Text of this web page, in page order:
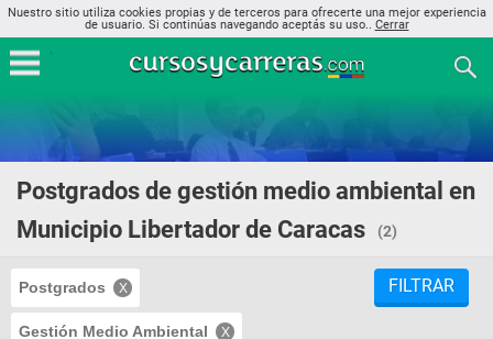
Nuestro sitio utiliza cookies propias y de terceros para ofrecerte una mejor experiencia
de usuario. Si continúas navegando aceptás su uso.. Cerrar
Postgrados de gestión medio ambiental en
Municipio Libertador de Caracas
(2)
Postgrados
Gestión Medio Ambiental
FILTRAR